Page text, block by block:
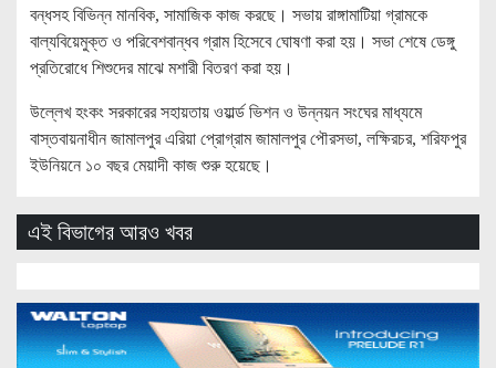
বন্ধসহ বিভিন্ন মানবিক, সামাজিক কাজ করছে। সভায় রাঙ্গামাটিয়া গ্রামকে
বাল্যবিয়েমুক্ত ও পরিবেশবান্ধব গ্রাম হিসেবে ঘোষণা করা হয়। সভা শেষে ডেঙ্গু
প্রতিরোধে শিশুদের মাঝে মশারী বিতরণ করা হয়।
উল্লেখ হংকং সরকারের সহায়তায় ওয়ার্ল্ড ভিশন ও উন্নয়ন সংঘের মাধ্যমে
বাস্তবায়নাধীন জামালপুর এরিয়া প্রোগ্রাম জামালপুর পৌরসভা, লক্ষিরচর, শরিফপুর
ইউনিয়নে ১০ বছর মেয়াদী কাজ শুরু হয়েছে।
এই বিভাগের আরও খবর